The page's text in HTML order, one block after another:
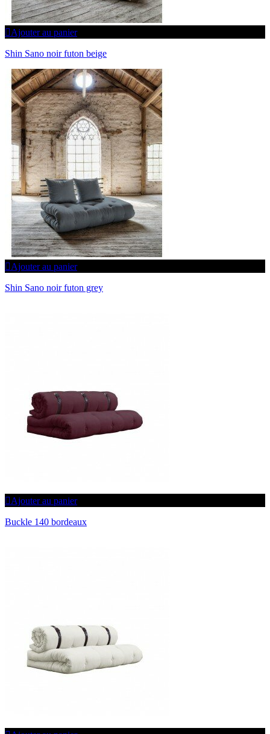
Ajouter au panier
Shin Sano noir futon beige
Ajouter au panier
Shin Sano noir futon grey
Ajouter au panier
Buckle 140 bordeaux